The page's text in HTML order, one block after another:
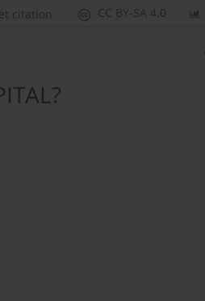
CC BY-SA 4.0
citation